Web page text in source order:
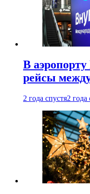
В
рейсы
2 года спустя2 года